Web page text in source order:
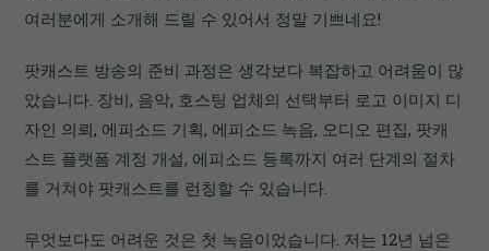
여러분에게 소개해 드릴 수 있어서 정말 기쁘네요!
팟캐스트 방송의 준비 과정은 생각보다 복잡하고 어려움이 많
았습니다. 장비, 음악, 호스팅 업체의 선택부터 로고 이미지 디
자인 의뢰, 에피소드 기획, 에피소드 녹음, 오디오 편집, 팟캐
스트 플랫폼 계정 개설, 에피소드 등록까지 여러 단계의 절차
를 거쳐야 팟캐스트를 런칭할 수 있습니다.
무엇보다도 어려운 것은 첫 녹음이었습니다. 저는 12년 넘은